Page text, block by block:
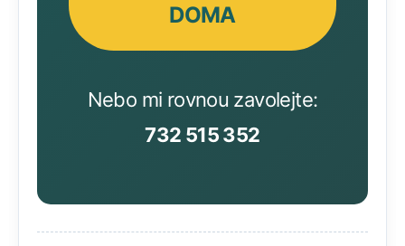
DOMA
Nebo mi rovnou zavolejte:
732 515 352